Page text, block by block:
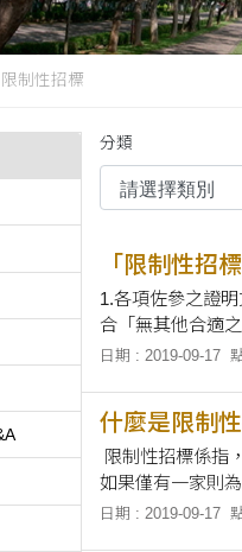
限制性招標
分類
「限制性招
1.各項佐參之證明文件應為正本
合「無其他合適之替代標的者」，務請於申
政府採購法第22條第1項第4款之常見情形： （1）需同
日期 : 2019-09-17
什麼是限制
限制性招標係指
如果僅有一家則
日期 : 2019-09-17